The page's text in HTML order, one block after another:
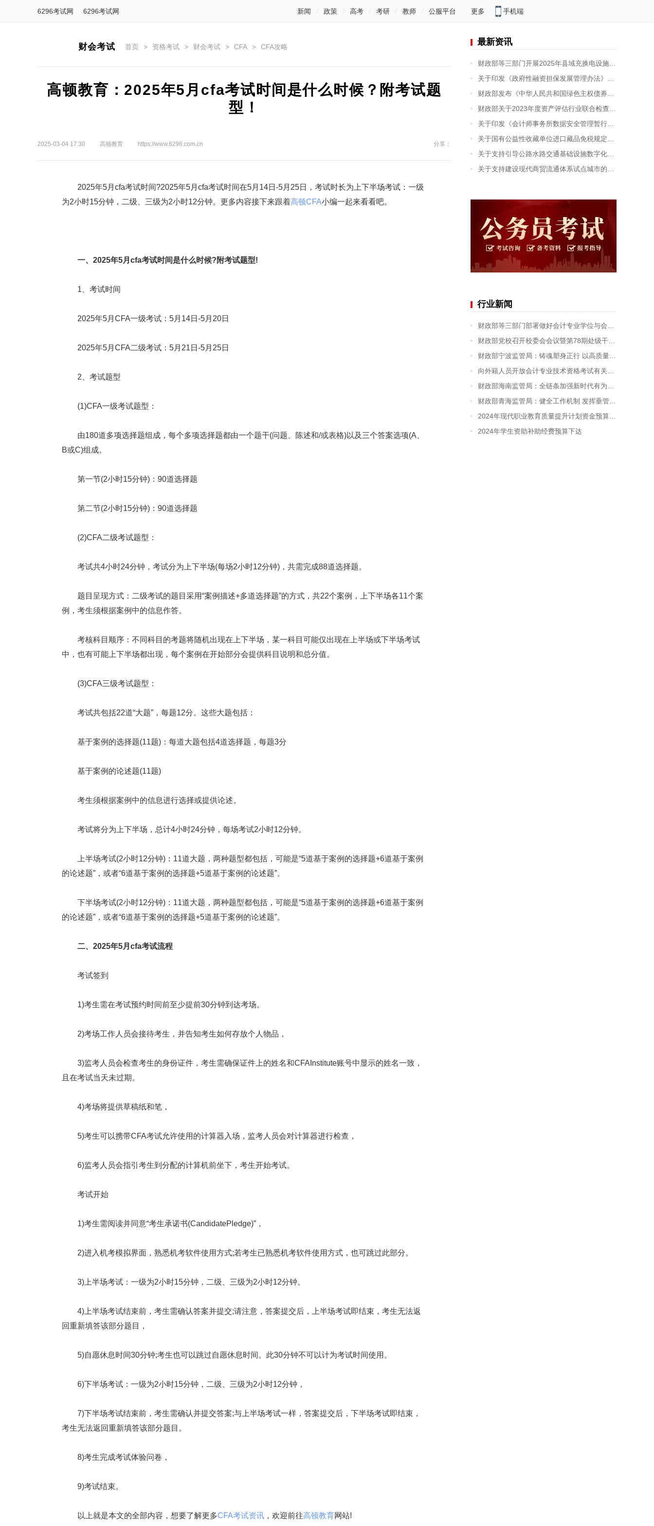
6296考试网 6296考试网 新闻 政策 高考 考研 教师 公服平台 更多 手机端
财会考试 首页 > 资格考试 > 财会考试 > CFA > CFA攻略
高顿教育：2025年5月cfa考试时间是什么时候？附考试题
型！
2025-03-04 17:30 高顿教育 https://www.6296.com.cn 分享：
2025年5月cfa考试时间?2025年5月cfa考试时间在5月14日-5月25日，考试时长为上下半场考试：一级
为2小时15分钟，二级、三级为2小时12分钟。更多内容接下来跟着高顿CFA小编一起来看看吧。
一、2025年5月cfa考试时间是什么时候?附考试题型!
1、考试时间
2025年5月CFA一级考试：5月14日-5月20日
2025年5月CFA二级考试：5月21日-5月25日
2、考试题型
(1)CFA一级考试题型：
由180道多项选择题组成，每个多项选择题都由一个题干(问题、陈述和/或表格)以及三个答案选项(A、
B或C)组成。
第一节(2小时15分钟)：90道选择题
第二节(2小时15分钟)：90道选择题
(2)CFA二级考试题型：
考试共4小时24分钟，考试分为上下半场(每场2小时12分钟)，共需完成88道选择题。
题目呈现方式：二级考试的题目采用“案例描述+多道选择题”的方式，共22个案例，上下半场各11个案
例，考生须根据案例中的信息作答。
考核科目顺序：不同科目的考题将随机出现在上下半场，某一科目可能仅出现在上半场或下半场考试
中，也有可能上下半场都出现，每个案例在开始部分会提供科目说明和总分值。
(3)CFA三级考试题型：
考试共包括22道“大题”，每题12分。这些大题包括：
基于案例的选择题(11题)：每道大题包括4道选择题，每题3分
基于案例的论述题(11题)
考生须根据案例中的信息进行选择或提供论述。
考试将分为上下半场，总计4小时24分钟，每场考试2小时12分钟。
上半场考试(2小时12分钟)：11道大题，两种题型都包括，可能是“5道基于案例的选择题+6道基于案例
的论述题”，或者“6道基于案例的选择题+5道基于案例的论述题”。
下半场考试(2小时12分钟)：11道大题，两种题型都包括，可能是“5道基于案例的选择题+6道基于案例
的论述题”，或者“6道基于案例的选择题+5道基于案例的论述题”。
二、2025年5月cfa考试流程
考试签到
1)考生需在考试预约时间前至少提前30分钟到达考场。
2)考场工作人员会接待考生，并告知考生如何存放个人物品，
3)监考人员会检查考生的身份证件，考生需确保证件上的姓名和CFAInstitute账号中显示的姓名一致，
且在考试当天未过期。
4)考场将提供草稿纸和笔，
5)考生可以携带CFA考试允许使用的计算器入场，监考人员会对计算器进行检查，
6)监考人员会指引考生到分配的计算机前坐下，考生开始考试。
考试开始
1)考生需阅读并同意“考生承诺书(CandidatePledge)”，
2)进入机考模拟界面，熟悉机考软件使用方式;若考生已熟悉机考软件使用方式，也可跳过此部分。
3)上半场考试：一级为2小时15分钟，二级、三级为2小时12分钟。
4)上半场考试结束前，考生需确认答案并提交;请注意，答案提交后，上半场考试即结束，考生无法返
回重新填答该部分题目，
5)自愿休息时间30分钟;考生也可以跳过自愿休息时间。此30分钟不可以计为考试时间使用。
6)下半场考试：一级为2小时15分钟，二级、三级为2小时12分钟，
7)下半场考试结束前，考生需确认并提交答案;与上半场考试一样，答案提交后，下半场考试即结束，
考生无法返回重新填答该部分题目。
8)考生完成考试体验问卷，
9)考试结束。
以上就是本文的全部内容，想要了解更多CFA考试资讯 ，欢迎前往高顿教育网站!
最新资讯
财政部等三部门开展2025年县域充换电设施补短板试点申报有关工作
关于印发《政府性融资担保发展管理办法》的通知
财政部发布《中华人民共和国绿色主权债券框架》
财政部关于2023年度资产评估行业联合检查情况的公告
关于印发《会计师事务所数据安全管理暂行办法》的通知
关于国有公益性收藏单位进口藏品免税规定的公告
关于支持引导公路水路交通基础设施数字化转型升级的通知
关于支持建设现代商贸流通体系试点城市的通知
行业新闻
财政部等三部门部署做好会计专业学位与会计专业技术资格衔接有关工作
财政部党校召开校委会会议暨第78期处级干部进修班开学典礼
财政部宁波监管局：铸魂塑身正行 以高质量党建为财政监管赋能增效
向外籍人员开放会计专业技术资格考试有关事项明确
财政部海南监管局：全链条加强新时代有为青年干部队伍培养
财政部青海监管局：健全工作机制 发挥垂管优势 推动机关党建高质量发展
2024年现代职业教育质量提升计划资金预算下达
2024年学生资助补助经费预算下达